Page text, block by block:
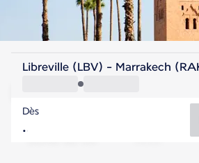
Maroc
Marrakech
Maroc
Libreville (LBV) - Marrakech
Dès